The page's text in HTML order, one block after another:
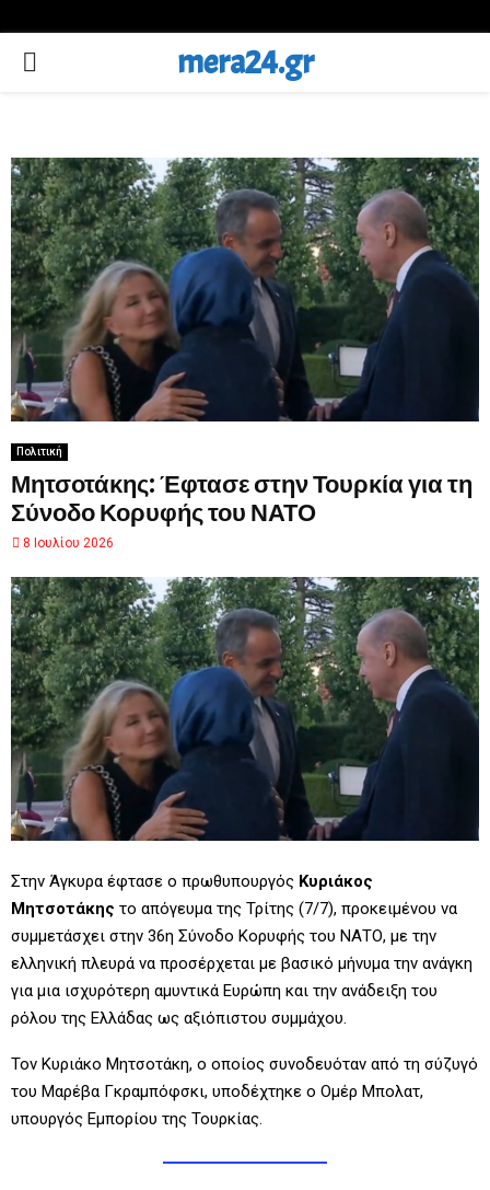
PRIMARY
mera24.gr
Πολιτική
Μητσοτάκης: Έφτασε στην Τουρκία για τη
Σύνοδο Κορυφής του ΝΑΤΟ
8 Ιουλίου 2026
Στην Άγκυρα έφτασε ο πρωθυπουργός Κυριάκος
Μητσοτάκης το απόγευμα της Τρίτης (7/7), προκειμένου να
συμμετάσχει στην 36η Σύνοδο Κορυφής του ΝΑΤΟ, με την
ελληνική πλευρά να προσέρχεται με βασικό μήνυμα την ανάγκη
για μια ισχυρότερη αμυντικά Ευρώπη και την ανάδειξη του
ρόλου της Ελλάδας ως αξιόπιστου συμμάχου.
Τον Κυριάκο Μητσοτάκη, ο οποίος συνοδευόταν από τη σύζυγό
του Μαρέβα Γκραμπόφσκι, υποδέχτηκε ο Ομέρ Μπολατ,
υπουργός Εμπορίου της Τουρκίας.